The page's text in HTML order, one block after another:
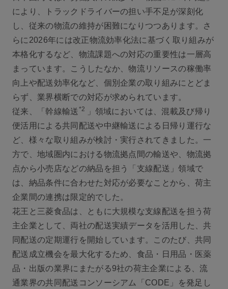
により、トラックドライバーの担い手不足が深刻化
し、従来の物流の維持が困難になりつつあります。さ
らに2026年には改正物流効率化法に基づく取り組みが
本格化するなど、物流課題への対応の重要性は一層高
まっています。こうしたなか、物流リソースの稼働率
向上や配送効率化など、個別企業の取り組みにとどま
らず、業界横断での対応が求められています。
従来、「幹線輸送 *2
」領域においては、混載及び帰り
便活用による共同配送や中継輸送による日帰り運行な
ど、様々な取り組みが検討・実行されてきました。一
方で、地域圏内における物流拠点間の輸送や、物流拠
点から小売店などの納品を担う「支線配送」領域で
は、納品条件に合わせた対応が必要なことから、荷主
企業間の連携は限定的でした。
花王と三菱食品は、ともに大規模な支線配送を担う荷
主企業として、両社の配送実績データを活用した、共
同配送の定期運行を開始しています。このたび、共同
配送成立機会を最大化するため、食品・日用品・医薬
品・出版の業界にまたがる9社の荷主企業による、流
通業界の共同配送コンソーシアム「CODE」を発足し